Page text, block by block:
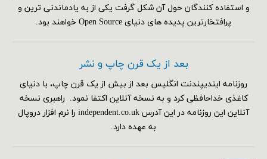
و استفاده کنندگان حول آن شکل گرفت یکی از به یادماندنی ترین و
پرافتخارترین پدیده های دنیای Open Source خواهند بود.
بعد از یک قرن چاپ و نشر
روزنامه ایندیپندنت انگلیس بعد از بیش از یک قرن چاپ، با دنیای
کاغذی خداحافظی کرد و به نسخه آنلاین اکتفا نمود. راهبری نسخه
آنلاین این روزنامه در این آدرس independent.co.uk را نرم افزار دروپال
به عهده دارد.